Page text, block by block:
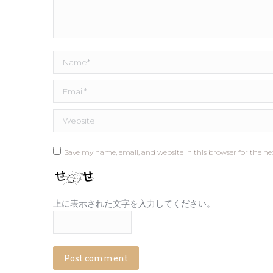
Name *
Email *
Website
Save my name, email, and website in this browser for the
上に表示された文字を入力してください。
Post comment